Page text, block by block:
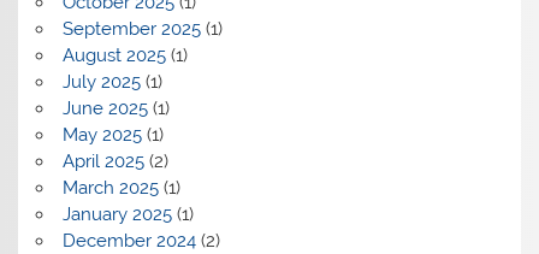
September 2025(1)
August 2025(1)
July 2025(1)
June 2025(1)
May 2025(1)
April 2025(2)
March 2025(1)
January 2025(1)
December 2024(2)